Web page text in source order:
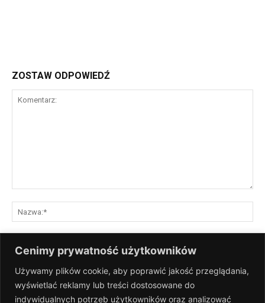
Cenimy prywatność użytkowników
Używamy plików cookie, aby poprawić jakość przeglądania,
wyświetlać reklamy lub treści dostosowane do
indywidualnych potrzeb użytkowników oraz analizować
ZOSTAW ODPOWIEDŹ